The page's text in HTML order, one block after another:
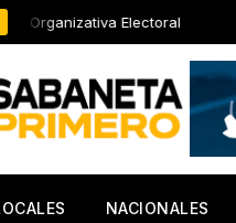
Electoral El Ing.
NACIONALES